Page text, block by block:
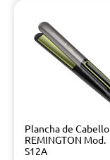
Plancha de Cabello
REMINGTON Mod.
S12A